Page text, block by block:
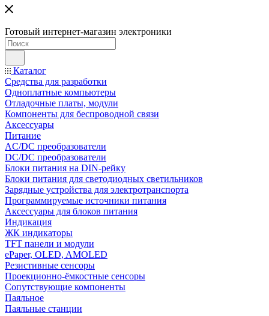
Готовый интернет-магазин электроники
Каталог
Средства для разработки
Одноплатные компьютеры
Отладочные платы, модули
Компоненты для беспроводной связи
Аксессуары
Питание
AC/DC преобразователи
DC/DC преобразователи
Блоки питания на DIN-рейку
Блоки питания для светодиодных светильников
Зарядные устройства для электротранспорта
Программируемые источники питания
Аксессуары для блоков питания
Индикация
ЖК индикаторы
TFT панели и модули
ePaper, OLED, AMOLED
Резистивные сенсоры
Проекционно-ёмкостные сенсоры
Сопутствующие компоненты
Паяльное
Паяльные станции